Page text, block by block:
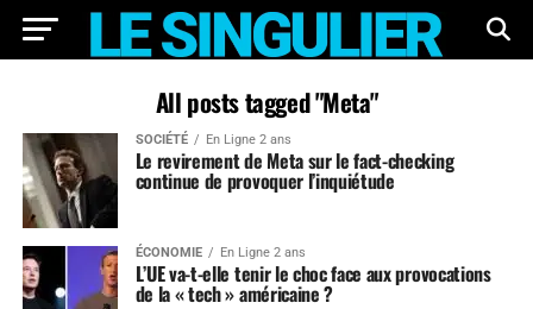
All posts tagged "Meta"
SOCIÉTÉ En Ligne 2 ans
Le revirement de Meta sur le fact-checking
continue de provoquer l’inquiétude
ÉCONOMIE En Ligne 2 ans
L’UE va-t-elle tenir le choc face aux provocations
de la « tech » américaine ?